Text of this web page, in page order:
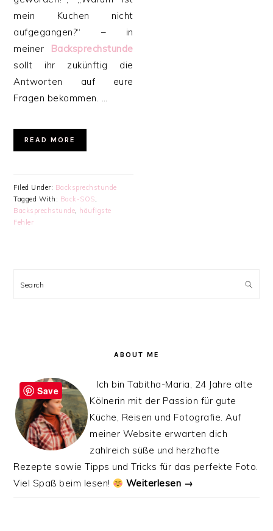
mein Kuchen nicht
aufgegangen?“ – in
meiner
Backsprechstunde
sollt ihr zukünftig die
Antworten auf eure
Fragen bekommen. …
READ MORE
Filed Under: Backsprechstunde
Tagged With: Back-SOS,
Backsprechstunde, häufigste
Fehler
SIDEBAR
Search
ABOUT ME
Ich bin Tabitha-Maria, 24 Jahre alte
Kölnerin mit der Passion für gute
Küche, Reisen und Fotografie. Auf
meiner Website erwarten dich
zahlreich süße und herzhafte
Rezepte sowie Tipps und Tricks für das perfekte Foto.
Viel Spaß beim lesen!
Weiterlesen →
Save